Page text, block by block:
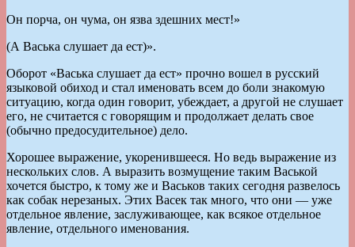
Он порча, он чума, он язва здешних мест!»
(А Васька слушает да ест)».
Оборот «Васька слушает да ест» прочно вошел в русский
языковой обиход и стал именовать всем до боли знакомую
ситуацию, когда один говорит, убеждает, а другой не слушает
его, не считается с говорящим и продолжает делать свое
(обычно предосудительное) дело.
Хорошее выражение, укоренившееся. Но ведь выражение из
нескольких слов. А выразить возмущение таким Васькой
хочется быстро, к тому же и Васьков таких сегодня развелось
как собак нерезаных. Этих Васек так много, что они — уже
отдельное явление, заслуживающее, как всякое отдельное
явление, отдельного именования.